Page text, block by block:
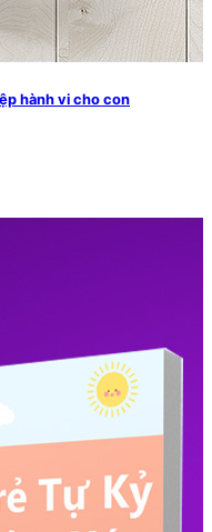
hành vi cho con